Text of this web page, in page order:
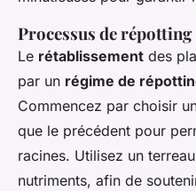
Processus de répotting
Le rétablissement des
par un régime de
Commencez par choisir
que le précédent pour
racines. Utilisez un
nutriments, afin de